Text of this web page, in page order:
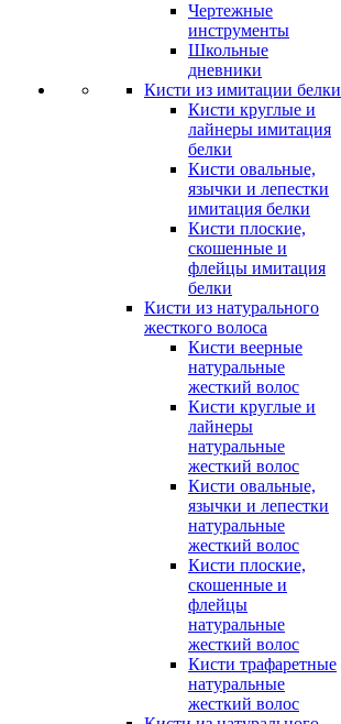
Чертежные
инструменты
Школьные
дневники
Кисти из имитации белки
Кисти круглые и
лайнеры имитация
белки
Кисти овальные,
язычки и лепестки
имитация белки
Кисти плоские,
скошенные и
флейцы имитация
белки
Кисти из натурального
жесткого волоса
Кисти веерные
натуральные
жесткий волос
Кисти круглые и
лайнеры
натуральные
жесткий волос
Кисти овальные,
язычки и лепестки
натуральные
жесткий волос
Кисти плоские,
скошенные и
флейцы
натуральные
жесткий волос
Кисти трафаретные
натуральные
жесткий волос